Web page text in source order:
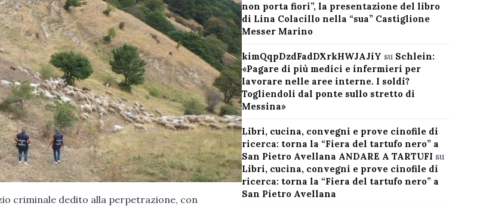
criminale dedito alla perpetrazione, con
non porta fiori”, la presentazione del libro
di Lina Colacillo nella “sua” Castiglione
Messer Marino
kimQqpDzdFadDXrkHWJAJiY su Schlein:
«Pagare di più medici e infermieri per
lavorare nelle aree interne. I soldi?
Togliendoli dal ponte sullo stretto di
Messina»
Libri, cucina, convegni e prove cinofile di
ricerca: torna la “Fiera del tartufo nero” a
San Pietro Avellana ANDARE A TARTUFI su
Libri, cucina, convegni e prove cinofile di
ricerca: torna la “Fiera del tartufo nero” a
San Pietro Avellana